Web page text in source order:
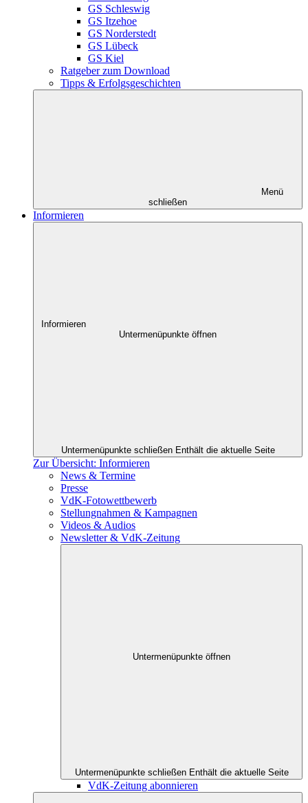
GS Schleswig
GS Itzehoe
GS Norderstedt
GS Lübeck
GS Kiel
Ratgeber zum Download
Tipps & Erfolgsgeschichten
Menü
schließen
Informieren
Informieren
Untermenüpunkte öffnen
Untermenüpunkte schließen Enthält die aktuelle Seite
Zur Übersicht: Informieren
News & Termine
Presse
VdK-Fotowettbewerb
Stellungnahmen & Kampagnen
Videos & Audios
Newsletter & VdK-Zeitung
Untermenüpunkte öffnen
Untermenüpunkte schließen Enthält die aktuelle Seite
VdK-Zeitung abonnieren